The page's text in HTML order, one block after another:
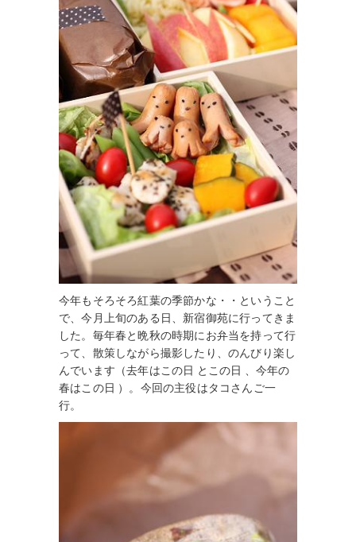
今年もそろそろ紅葉の季節かな・・ということ
で、今月上旬のある日、新宿御苑に行ってきま
した。毎年春と晩秋の時期にお弁当を持って行
って、散策しながら撮影したり、のんびり楽し
んでいます（去年はこの日 とこの日 、今年の
春はこの日 ）。今回の主役はタコさんご一
行。